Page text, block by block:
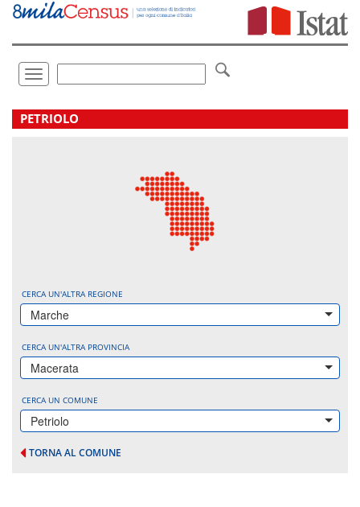
Vai
direttamente
Toggle
navigation
.
PETRIOLO
CERCA UN'ALTRA REGIONE
Marche
CERCA UN'ALTRA PROVINCIA
Macerata
CERCA UN COMUNE
Petriolo
TORNA AL COMUNE